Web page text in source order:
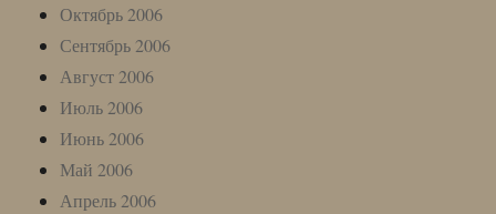
Октябрь 2006
Сентябрь 2006
Август 2006
Июль 2006
Июнь 2006
Май 2006
Апрель 2006